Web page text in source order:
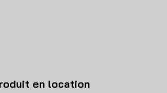
en location